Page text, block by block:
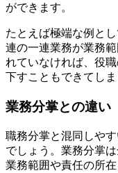
ができます。
たとえば極端な例と
連の一連業務が業務
れていなければ、役
下すこともできてし
業務分掌との違い
職務分掌と混同しや
でしょう。業務分掌
業務範囲や責任の所